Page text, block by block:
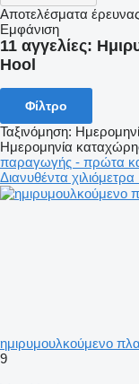
Αποτελέσματα
Εμφάνιση
11 αγγελίες:
Hool
Φίλτρο
Ταξινόμηση:
Ημερομηνία
παραγωγής - πρώτα
Διανυθέντα
ημιρυμουλκούμενο
9